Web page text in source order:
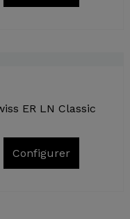
ER LN Classic
Configurer